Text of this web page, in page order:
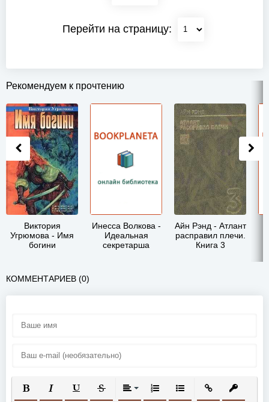
Перейти на страницу:
Рекомендуем к прочтению
Виктория
Угрюмова - Имя
богини
Инесса Волкова -
Идеальная
секретарша
Айн Рэнд - Атлант
расправил плечи.
Книга 3
КОММЕНТАРИЕВ (0)